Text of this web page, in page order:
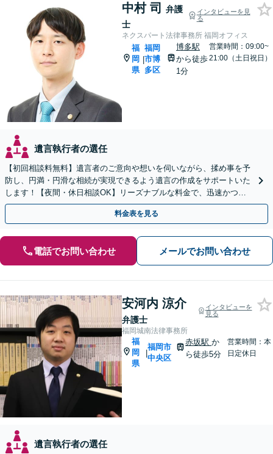
中村 司
弁護
士
インタビューを見
る
ネクスパート法律事務所 福岡オフィス
福
岡
県
|
福岡
市博
多区
博多駅
から徒歩
1分
営業時間：09:00~
21:00（土日祝日）
遺言執行者の選任
【初回相談料無料】遺言者のご意向や想いを伺いながら、揉め事を予
防し、円満・円滑な相続が実現できるよう遺言の作成をサポートいた
します！【夜間・休日相談OK】リーズナブルな料金で、迅速かつス
ピーディーにまごころを持って対応させて頂きます。
料金表を見る
電話でお問い合わせ メールでお問い合わせ
安河内 涼介
弁護士
インタビューを
見る
福岡城南法律事務所
福
岡
県
|
福岡市
中央区
赤坂駅 か
ら徒歩5分
営業時間：本
日定休日
遺言執行者の選任